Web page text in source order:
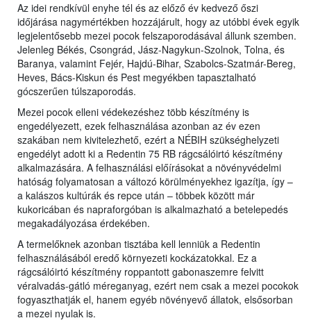
Az idei rendkívül enyhe tél és az előző év kedvező őszi
időjárása nagymértékben hozzájárult, hogy az utóbbi évek egyik
legjelentősebb mezei pocok felszaporodásával állunk szemben.
Jelenleg Békés, Csongrád, Jász-Nagykun-Szolnok, Tolna, és
Baranya, valamint Fejér, Hajdú-Bihar, Szabolcs-Szatmár-Bereg,
Heves, Bács-Kiskun és Pest megyékben tapasztalható
gócszerűen túlszaporodás.
Mezei pocok elleni védekezéshez több készítmény is
engedélyezett, ezek felhasználása azonban az év ezen
szakában nem kivitelezhető, ezért a NÉBIH szükséghelyzeti
engedélyt adott ki a Redentin 75 RB rágcsálóirtó készítmény
alkalmazására. A felhasználási előírásokat a növényvédelmi
hatóság folyamatosan a változó körülményekhez igazítja, így –
a kalászos kultúrák és repce után – többek között már
kukoricában és napraforgóban is alkalmazható a betelepedés
megakadályozása érdekében.
A termelőknek azonban tisztába kell lenniük a Redentin
felhasználásából eredő környezeti kockázatokkal. Ez a
rágcsálóirtó készítmény roppantott gabonaszemre felvitt
véralvadás-gátló méreganyag, ezért nem csak a mezei pocokok
fogyaszthatják el, hanem egyéb növényevő állatok, elsősorban
a mezei nyulak is.